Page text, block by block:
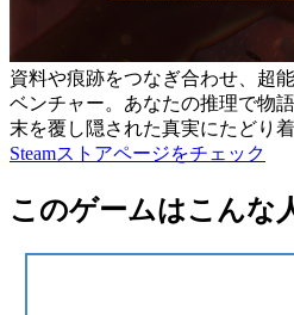
資料や痕跡をつなぎ合わせ、超
ベンチャー。あなたの推理で物
末を覆し隠された真実にたどり着
Steamストアページをチェック
このゲームはこんな